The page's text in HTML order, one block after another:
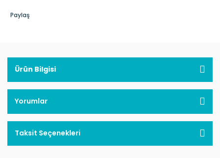
Paylaş
Ürün Bilgisi
Yorumlar
Taksit Seçenekleri